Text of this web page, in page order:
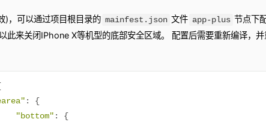
)，可以通过项目根目录的 mainfest.json 文件 app-plus 节点下
此来关闭IPhone X等机型的底部安全区域。 配置后需要重新编译，
:
{
"bottom" :
{